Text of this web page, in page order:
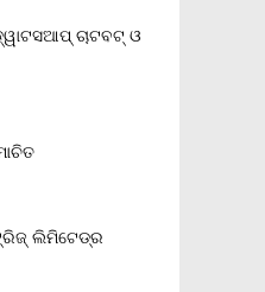
ଚାଟବଟ୍ ଓ
ଲିମିଟେଡ୍‌ର